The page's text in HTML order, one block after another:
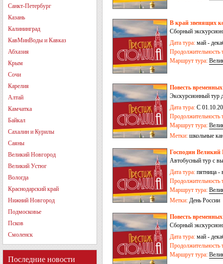
Санкт-Петербург
Казань
Калининград
КавМинВоды и Кавказ
Абхазия
Крым
Сочи
Карелия
Алтай
Камчатка
Байкал
Сахалин и Курилы
Саяны
Великий Новгород
Великий Устюг
Вологда
Краснодарский край
Нижний Новгород
Подмосковье
Псков
Смоленск
Последние новости
В край звенящих
Сборный
Дата тура: май -
Продолжительность
Маршрут тура:
Повесть
Экскурсионный тур
Дата тура: С
Продолжительность
Маршрут тура:
Метки: школьные
Господин Великий
Автобусный тур с
Дата тура: пятница -
Продолжительность
Маршрут тура:
Метки: День России
Повесть
Сборный
Дата тура: май -
Продолжительность
Маршрут тура: